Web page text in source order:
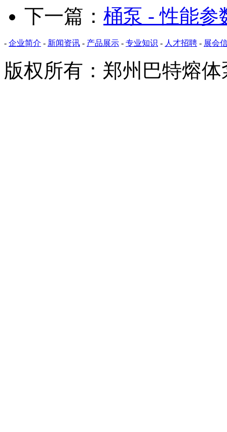
下一篇： 桶泵 - 性能参
- 企业简介 - 新闻资讯 - 产品展示 - 专业知识 - 人才招聘 - 展会
版权所有：郑州巴特熔